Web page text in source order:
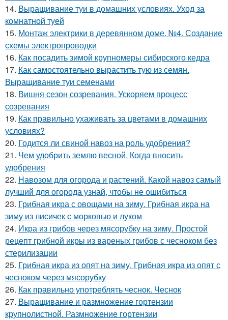
14. Выращивание туи в домашних условиях. Уход за
комнатной туей
15. Монтаж электрики в деревянном доме. №4. Создание
схемы электропроводки
16. Как посадить зимой крупномеры сибирского кедра
17. Как самостоятельно вырастить тую из семян.
Выращивание туи семенами
18. Вишня сезон созревания. Ускоряем процесс
созревания
19. Как правильно ухаживать за цветами в домашних
условиях?
20. Годится ли свиной навоз на роль удобрения?
21. Чем удобрить землю весной. Когда вносить
удобрения
22. Навозом для огорода и растений. Какой навоз самый
лучший для огорода узнай, чтобы не ошибиться
23. Грибная икра с овощами на зиму. Грибная икра на
зиму из лисичек с морковью и луком
24. Икра из грибов через мясорубку на зиму. Простой
рецепт грибной икры из вареных грибов с чесноком без
стерилизации
25. Грибная икра из опят на зиму. Грибная икра из опят с
чесноком через мясорубку
26. Как правильно употреблять чеснок. Чеснок
27. Выращивание и размножение гортензии
крупнолистной. Размножение гортензии